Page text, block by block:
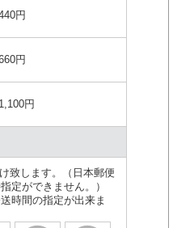
円
円
1,100円
します。（日本郵便
定ができません。）
時間の指定が出来ま